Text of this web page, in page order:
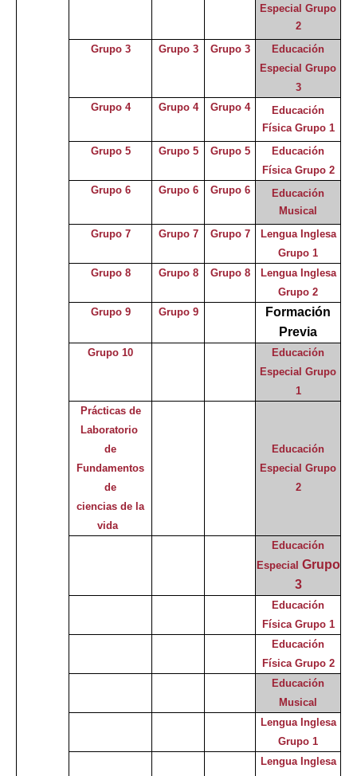
Especial Grupo
2
Grupo 3
Grupo 3 Grupo 3
Educación
Especial Grupo
3
Grupo 4
Grupo 4 Grupo 4
Educación
Física Grupo 1
Grupo 5
Grupo 5 Grupo 5
Educación
Física Grupo 2
Grupo 6
Grupo 6 Grupo 6
Educación
Musical
Grupo 7
Grupo 7 Grupo 7
Lengua Inglesa
Grupo 1
Grupo 8
Grupo 8 Grupo 8
Lengua Inglesa
Grupo 2
Grupo 9
Grupo 9
Formación
Previa
Grupo 10
Educación
Especial Grupo
1
Prácticas de
Laboratorio
de
Fundamentos
de
ciencias de la
vida
Educación
Especial Grupo
2
Educación
Especial Grupo
3
Educación
Física Grupo 1
Educación
Física Grupo 2
Educación
Musical
Lengua Inglesa
Grupo 1
Lengua Inglesa